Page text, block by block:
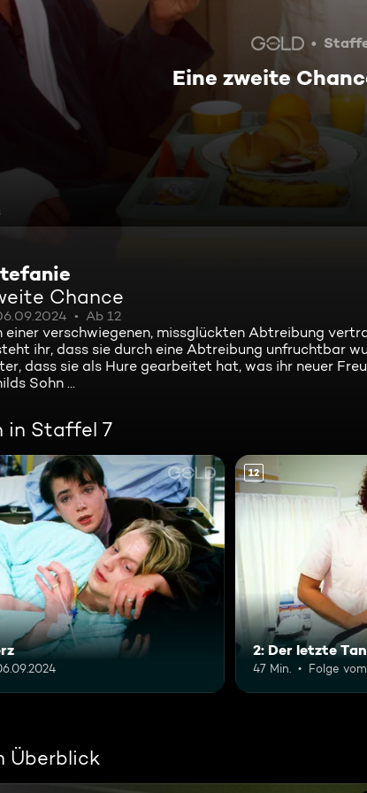
Eine zweite
Chance
Ab 12
einer verschwiegenen, missglückten Abtreibung
ihr, dass sie durch eine Abtreibung unfruchtbar
dass sie als Hure gearbeitet hat, was ihr neuer
Sohn ...
in Staffel 7
12
2: Der letzte
47 Min. Folge
Überblick